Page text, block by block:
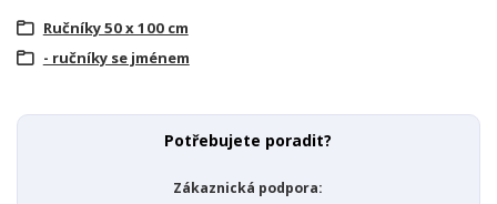
Ručníky 50 x 100 cm
- ručníky se jménem
Potřebujete poradit?
Zákaznická podpora: